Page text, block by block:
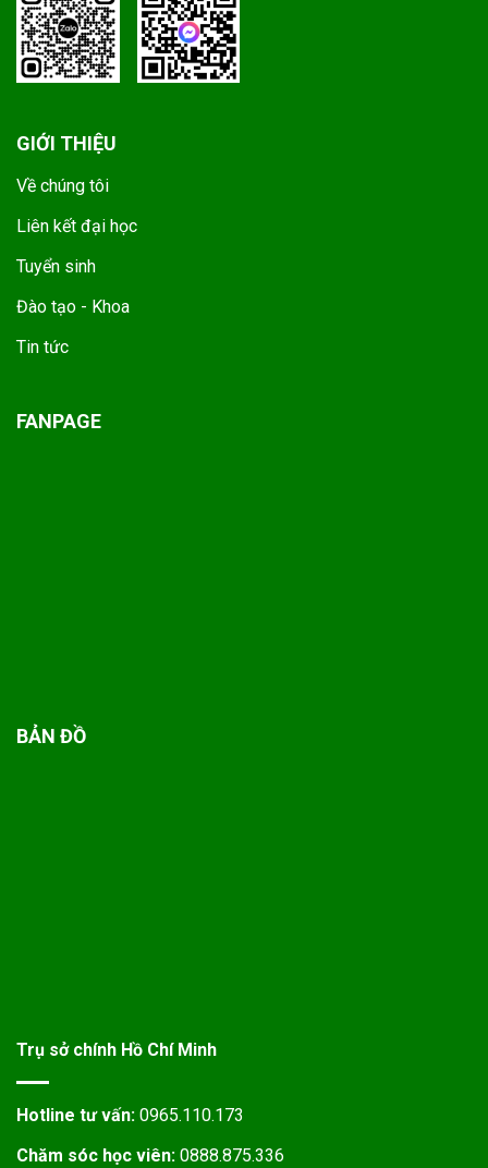
GIỚI THIỆU
Về chúng tôi
Liên kết đại học
Tuyển sinh
Đào tạo - Khoa
Tin tức
FANPAGE
BẢN ĐỒ
Trụ sở chính Hồ Chí Minh
Hotline tư vấn: 0965.110.173
Chăm sóc học viên: 0888.875.336